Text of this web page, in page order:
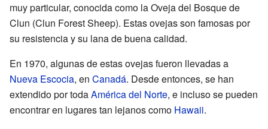
muy particular, conocida como la Oveja del Bosque de
Clun (Clun Forest Sheep). Estas ovejas son famosas por
su resistencia y su lana de buena calidad.
En 1970, algunas de estas ovejas fueron llevadas a
Nueva Escocia, en Canadá. Desde entonces, se han
extendido por todaAmérica del Norte, e incluso se pueden
encontrar en lugares tan lejanos como Hawaii.